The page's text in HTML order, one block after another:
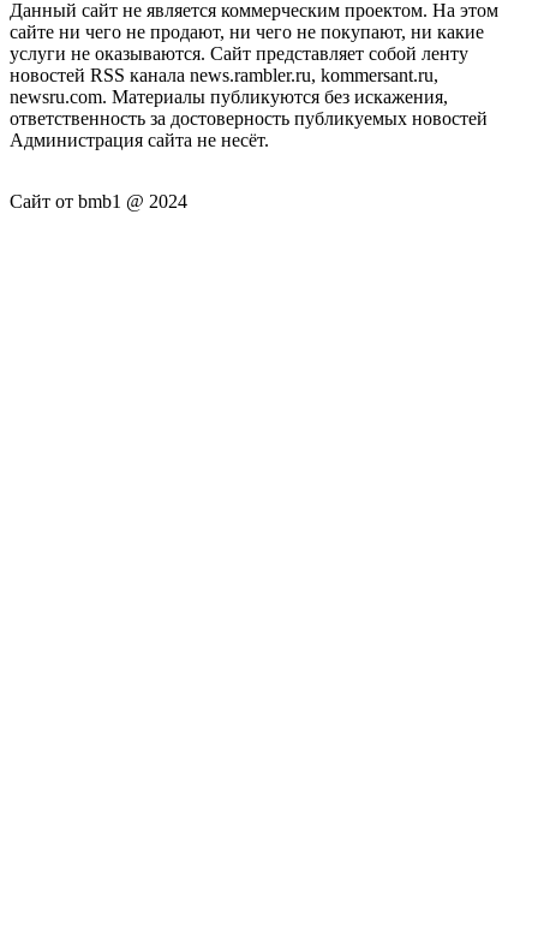
Данный сайт не является коммерческим проектом. На этом
сайте ни чего не продают, ни чего не покупают, ни какие
услуги не оказываются. Сайт представляет собой ленту
новостей RSS канала news.rambler.ru, kommersant.ru,
newsru.com. Материалы публикуются без искажения,
ответственность за достоверность публикуемых новостей
Администрация сайта не несёт.
Сайт от bmb1 @ 2024